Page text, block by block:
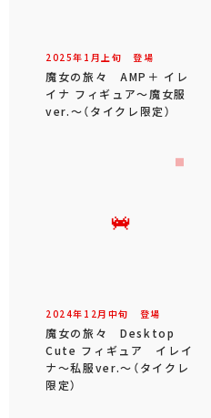
2025年 1 月 上旬 登場
魔女の旅々 AMP＋ イレ
イナ フィギュア～魔女服
ver.～（タイクレ限定）
2024年 12 月 中旬 登場
魔女の旅々 Desktop
Cute フィギュア イレイ
ナ～私服ver.～（タイクレ
限定）